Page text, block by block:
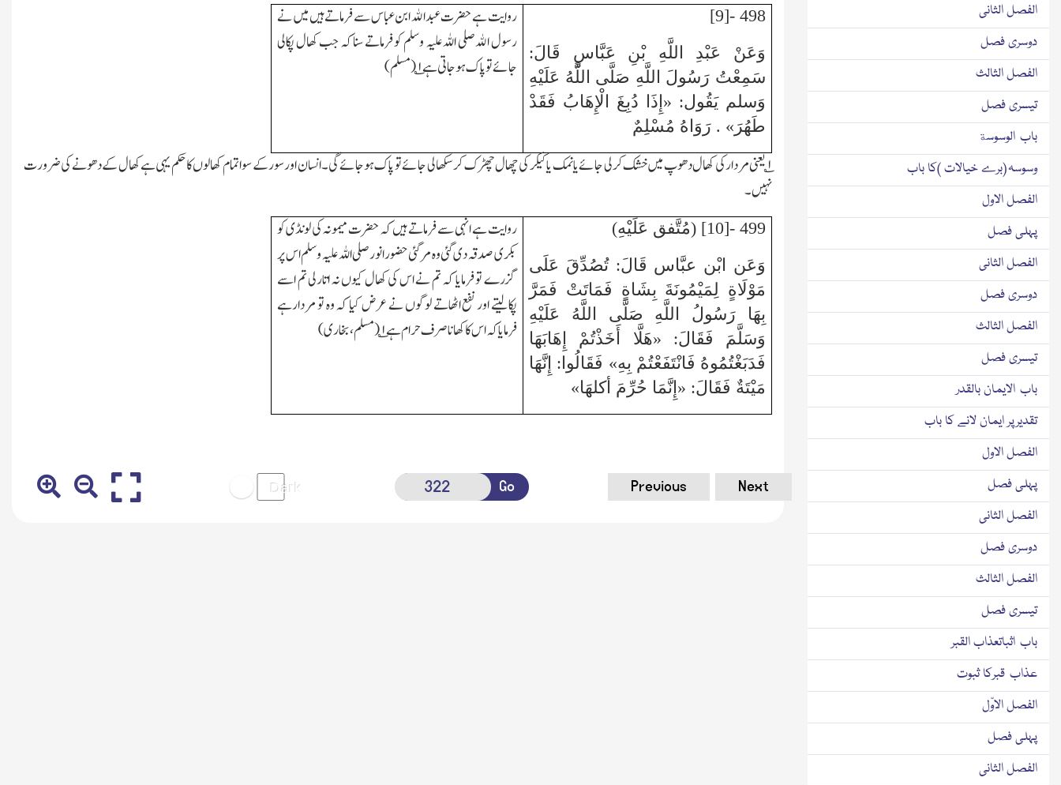
498 -[9]
وَعَنْ عَبْدِ اللَّهِ بْنِ عَبَّاسٍ قَالَ:
سَمِعْتُ رَسُولَ اللَّهِ صَلَّى اللَّهُ عَلَيْهِ
وَسلم يَقُول: «إِذَا دُبِغَ الْإِهَابُ فَقَدْ
طَهُرَ» . رَوَاهُ مُسْلِمٌ
روایت ہے حضرت عبداﷲ ابن عباس سے فرماتے ہیں میں نے
رسول اﷲ صلی اللہ علیہ وسلم کو فرماتے سنا کہ جب کھال پکالی
جائے تو پاک ہوجاتی ہے۱؎(مسلم)
۱؎ یعنی مردارکی کھال دھوپ میں خشک کرلی جائے یانمک یا کیکر کی چھال چھڑک کر سکھالی جائے تو پاک ہوجائے گی۔انسان اورسور کے سوا تمام کھالوں کا حکم یہی ہےکھال کے دھونے کی ضرورت
نہیں۔
499 -[10] (مُتَّفق عَلَيْهِ)
وَعَن ابْن عبَّاس قَالَ: تُصُدِّقَ عَلَى
مَوْلَاةٍ لِمَيْمُونَةَ بِشَاةٍ فَمَاتَتْ فَمَرَّ
بِهَا رَسُولُ اللَّهِ صَلَّى اللَّهُ عَلَيْهِ
وَسَلَّمَ فَقَالَ: «هَلَّا أَخَذْتُمْ إِهَابَهَا
فَدَبَغْتُمُوهُ فَانْتَفَعْتُمْ بِهِ» فَقَالُوا: إِنَّهَا
مَيْتَةٌ فَقَالَ: «إِنَّمَا حُرِّمَ أكلهَا»
روایت ہے انہی سے فرماتے ہیں کہ حضرت میمونہ کی لونڈی کو
بکری صدقہ دی گئی وہ مرگئی حضور انور صلی اللہ علیہ وسلم اس پر
گزرے تو فرمایا کہ تم نے اس کیکھال کیوں نہ اتارلی تم اسے
پکالیتے اور نفع اٹھاتے لوگوں نے عرض کیا کہ وہ تو مردارہے
فرمایا کہ اس کا کھانا صرف حرام ہے۱؎ (مسلم،بخاری)
Go Previous Next
الفصل الثانی
دوسری فصل
الفصل الثالث
تیسری فصل
باب الوسوسة
وسوسہ (برے خیالات )کا باب
الفصل الاول
پہلی فصل
الفصل الثانی
دوسری فصل
الفصل الثالث
تیسری فصل
باب الایمان بالقدر
تقدیرپر ایمان لانے کا باب
الفصل الاول
پہلی فصل
الفصل الثانی
دوسری فصل
الفصل الثالث
تیسری فصل
باب اثباتعذاب القبر
عذاب قبرکا ثبوت
الفصل الاوّل
پہلی فصل
الفصل الثانی